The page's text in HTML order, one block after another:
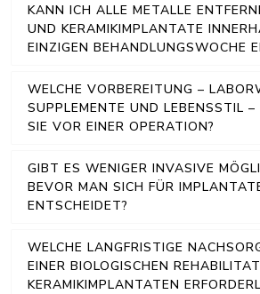
KANN ICH ALLE METALLE
UND KERAMIKIMPLANTATE
EINZIGEN BEHANDLUNGSWOCHE
WELCHE VORBEREITUNG –
SUPPLEMENTE UND LEBENSSTIL –
SIE VOR EINER OPERATION?
GIBT ES WENIGER INVASIVE
BEVOR MAN SICH FÜR
ENTSCHEIDET?
WELCHE LANGFRISTIGE
EINER BIOLOGISCHEN
KERAMIKIMPLANTATEN